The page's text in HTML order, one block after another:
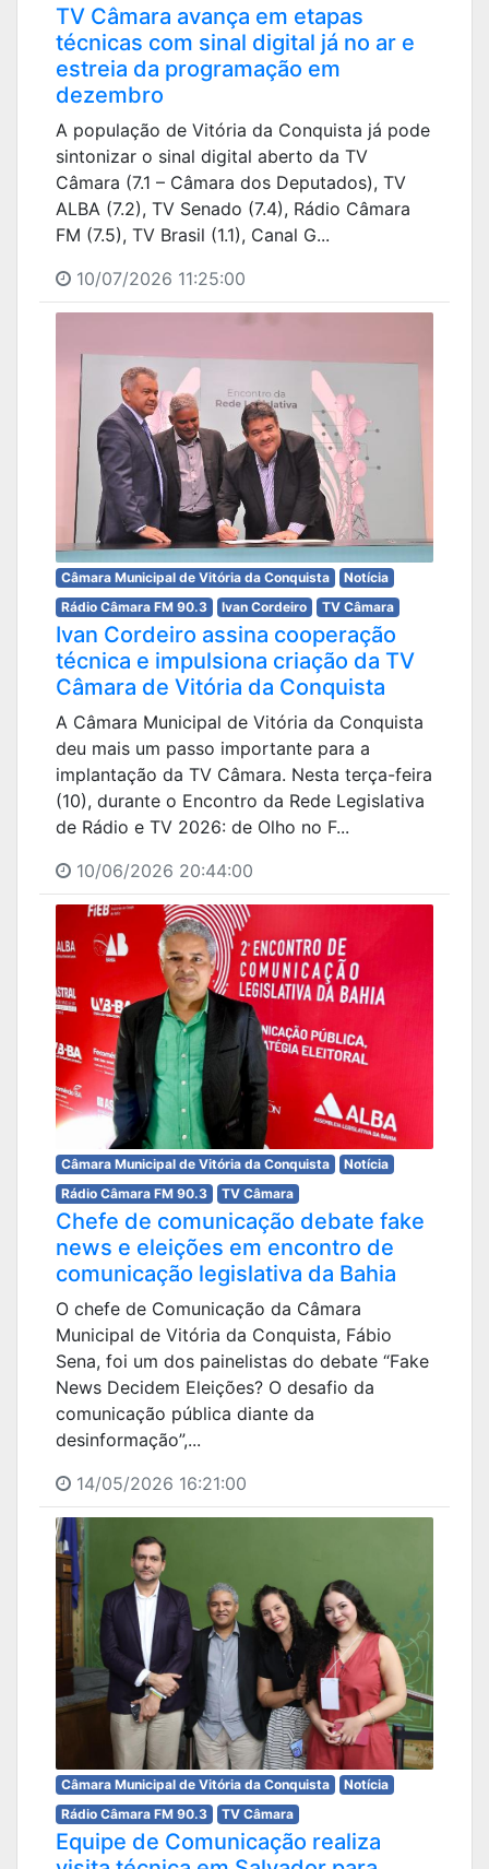
TV Câmara avança em etapas
técnicas com sinal digital já no ar e
estreia da programação em
dezembro
A população de Vitória da Conquista já pode
sintonizar o sinal digital aberto da TV
Câmara (7.1 – Câmara dos Deputados), TV
ALBA (7.2), TV Senado (7.4), Rádio Câmara
FM (7.5), TV Brasil (1.1), Canal G...
10/07/2026 11:25:00
Câmara Municipal de Vitória da Conquista
Notícia
Rádio Câmara FM 90.3
Ivan Cordeiro TV Câmara
Ivan Cordeiro assina cooperação
técnica e impulsiona criação da TV
Câmara de Vitória da Conquista
A Câmara Municipal de Vitória da Conquista
deu mais um passo importante para a
implantação da TV Câmara. Nesta terça-feira
(10), durante o Encontro da Rede Legislativa
de Rádio e TV 2026: de Olho no F...
10/06/2026 20:44:00
Câmara Municipal de Vitória da Conquista
Notícia
Rádio Câmara FM 90.3
TV Câmara
Chefe de comunicação debate fake
news e eleições em encontro de
comunicação legislativa da Bahia
O chefe de Comunicação da Câmara
Municipal de Vitória da Conquista, Fábio
Sena, foi um dos painelistas do debate “Fake
News Decidem Eleições? O desafio da
comunicação pública diante da
desinformação”,...
14/05/2026 16:21:00
Câmara Municipal de Vitória da Conquista
Notícia
Rádio Câmara FM 90.3
TV Câmara
Equipe de Comunicação realiza